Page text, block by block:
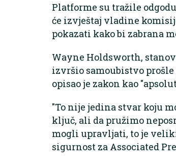
Platforme su tražile
će izvještaj vladine
pokazati kako bi zabrana
Wayne Holdsworth,
izvršio samoubistvo
opisao je zakon kao
"To nije jedina stvar koju
ključ, ali da pružimo
mogli upravljati, to je
sigurnost za Associated